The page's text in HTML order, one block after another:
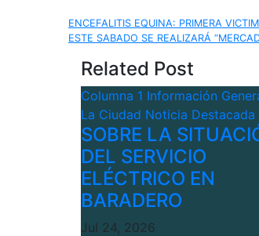
Navegación
de
entradas
ENCEFALITIS EQUINA: PRIMERA
ESTE SABADO SE REALIZARÁ
Related Post
Columna 1 Información
La Ciudad Noticia Destacada
SOBRE LA
DEL SERVICIO
ELÉCTRICO EN
BARADERO
Jul 24, 2026